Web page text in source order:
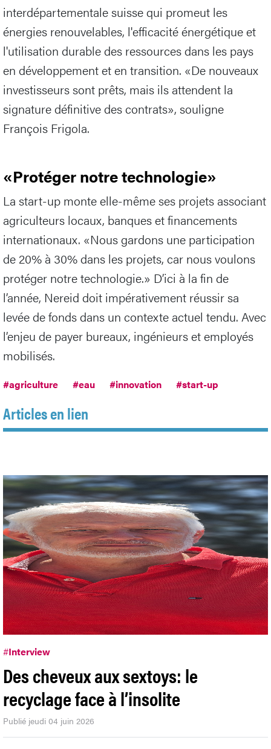
interdépartementale suisse qui promeut les
énergies renouvelables, l'efficacité énergétique et
l'utilisation durable des ressources dans les pays
en développement et en transition. «De nouveaux
investisseurs sont prêts, mais ils attendent la
signature définitive des contrats», souligne
François Frigola.
«Protéger notre technologie»
La start-up monte elle-même ses projets associant
agriculteurs locaux, banques et financements
internationaux. «Nous gardons une participation
de 20% à 30% dans les projets, car nous voulons
protéger notre technologie.» D’ici à la fin de
l’année, Nereid doit impérativement réussir sa
levée de fonds dans un contexte actuel tendu. Avec
l’enjeu de payer bureaux, ingénieurs et employés
mobilisés.
#agriculture #eau #innovation #start-up
Articles en lien
#Interview
Des cheveux aux sextoys: le
recyclage face à l’insolite
Publié jeudi 04 juin 2026